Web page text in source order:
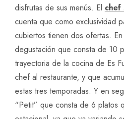
disfrutas de sus menús. El chef
cuenta que como exclusividad
cubiertos tienen dos ofertas.
degustación que consta de 10
trayectoria de la cocina de Es
chef al restaurante, y que
estas tres temporadas. Y en
“Petit” que consta de 6 platos